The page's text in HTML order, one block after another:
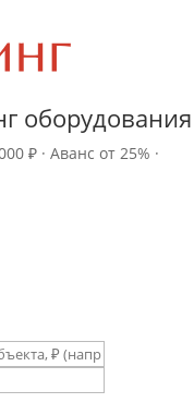
оборудования
₽ · Аванс от 25% ·